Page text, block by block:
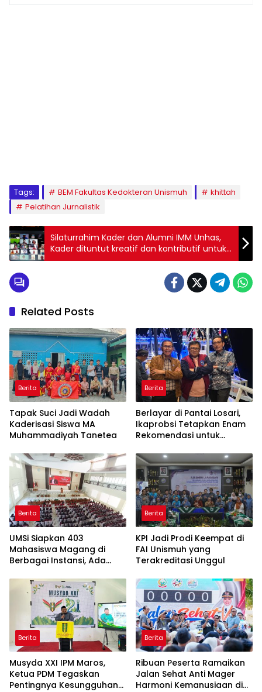
Tags: BEM Fakultas Kedokteran Unismuh
khittah
Pelatihan Jurnalistik
Silaturrahim Kader dan Alumni IMM Unhas,
Kader dituntut kreatif dan kontributif untuk
organisasi dan dunia kemahasiswaan
Related Posts
Berita
Tapak Suci Jadi Wadah
Kaderisasi Siswa MA
Muhammadiyah Tanetea
Berita
Berlayar di Pantai Losari,
Ikaprobsi Tetapkan Enam
Rekomendasi untuk
Berita
UMSi Siapkan 403
Mahasiswa Magang di
Berbagai Instansi, Ada
Taiwan
Berita
KPI Jadi Prodi Keempat di
FAI Unismuh yang
Terakreditasi Unggul
Berita
Musyda XXI IPM Maros,
Ketua PDM Tegaskan
Pentingnya Kesungguhan
Berita
Ribuan Peserta Ramaikan
Jalan Sehat Anti Mager
Harmoni Kemanusiaan di